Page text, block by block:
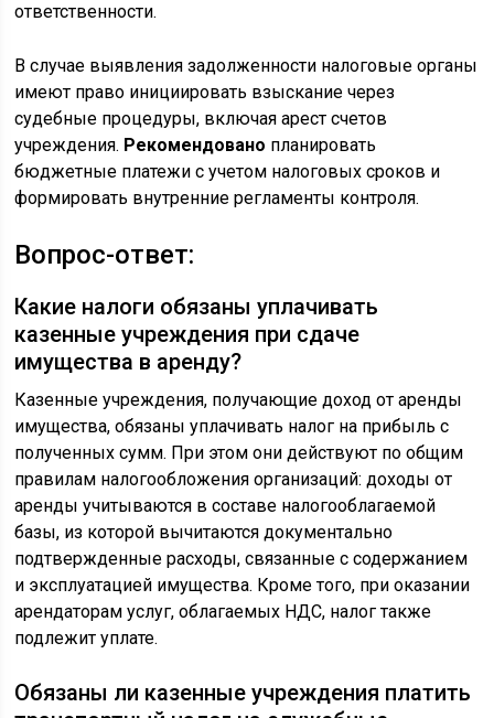
ответственности.
В случае выявления задолженности налоговые органы
имеют право инициировать взыскание через
судебные процедуры, включая арест счетов
учреждения. Рекомендовано планировать
бюджетные платежи с учетом налоговых сроков и
формировать внутренние регламенты контроля.
Вопрос-ответ:
Какие налоги обязаны уплачивать
казенные учреждения при сдаче
имущества в аренду?
Казенные учреждения, получающие доход от аренды
имущества, обязаны уплачивать налог на прибыль с
полученных сумм. При этом они действуют по общим
правилам налогообложения организаций: доходы от
аренды учитываются в составе налогооблагаемой
базы, из которой вычитаются документально
подтвержденные расходы, связанные с содержанием
и эксплуатацией имущества. Кроме того, при оказании
арендаторам услуг, облагаемых НДС, налог также
подлежит уплате.
Обязаны ли казенные учреждения платить